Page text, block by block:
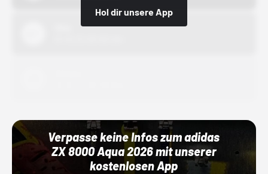
Hol dir unsere App
Verpasse keine Infos zum adidas
ZX 8000 Aqua 2026 mit unserer
kostenlosen App